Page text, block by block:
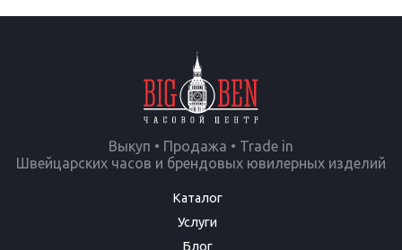
Выкуп • Продажа • Trade in
Швейцарских часов и брендовых ювилерных изделий
Каталог
Услуги
Блог